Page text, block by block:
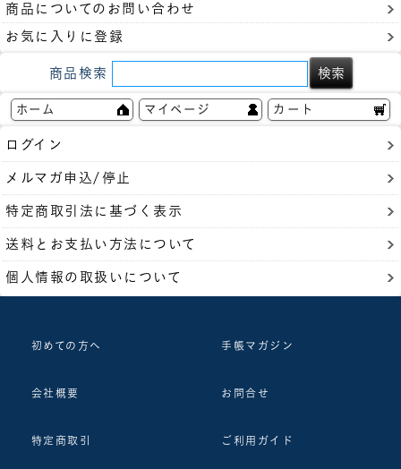
商品についてのお問い合わせ
お気に入りに登録
商品検索
ホーム マイページ カート
ログイン
メルマガ申込/停止
特定商取引法に基づく表示
送料とお支払い方法について
個人情報の取扱いについて
初めての方へ 手帳マガジン
会社概要 お問合せ
特定商取引 ご利用ガイド